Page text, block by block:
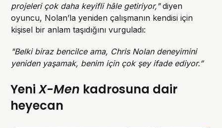
projeleri çok daha keyifli hâle getiriyor,"diyen
oyuncu, Nolan’la yeniden çalışmanın kendisi için
kişisel bir anlam taşıdığını vurguladı:
"Belki biraz bencilce ama, Chris Nolan deneyimini
yeniden yaşamak, benim için çok şey ifade ediyor.”
YeniX-Men kadrosuna dair
heyecan